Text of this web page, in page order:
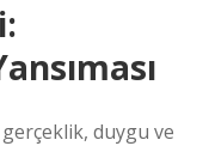
duygu ve